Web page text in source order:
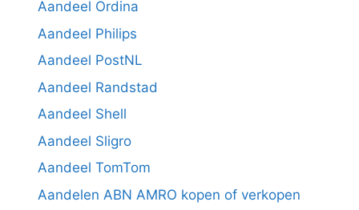
Aandeel Ordina
Aandeel Philips
Aandeel PostNL
Aandeel Randstad
Aandeel Shell
Aandeel Sligro
Aandeel TomTom
Aandelen ABN AMRO kopen of verkopen